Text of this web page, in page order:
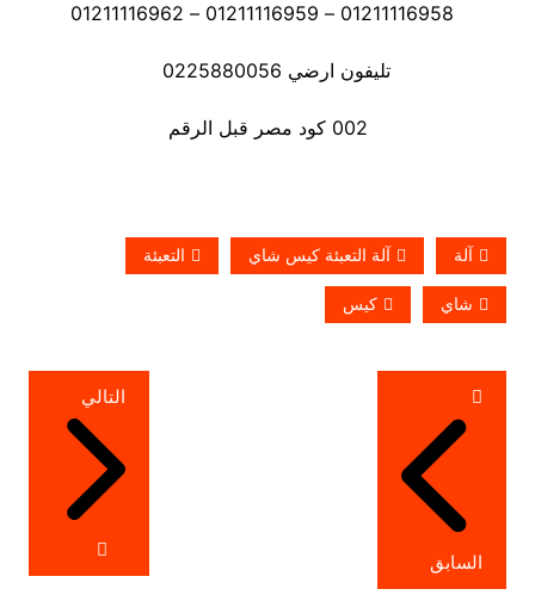
تليفون ارضي 0225880056
002 كود مصر قبل الرقم
آلة آلة التعبئة كيس شاي التعبئة
شاي كيس
تصفّح
المقالات
السابق
التالي